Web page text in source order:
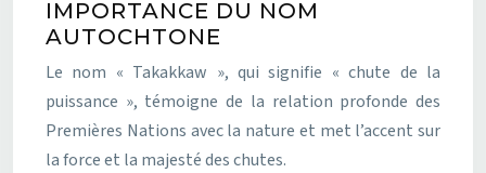
IMPORTANCE DU NOM
AUTOCHTONE
Le nom « Takakkaw », qui signifie « chute de la
puissance », témoigne de la relation profonde des
Premières Nations avec la nature et met l’accent sur
la force et la majesté des chutes.